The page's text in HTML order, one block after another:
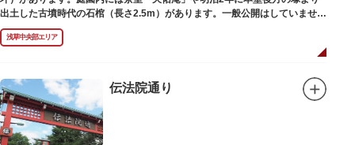
出土した古墳時代の石棺（長さ2.5m）があります。一般公開はしていません
が、不定期で特別公開されることがあります。
浅草中央部エリア
伝法院通り